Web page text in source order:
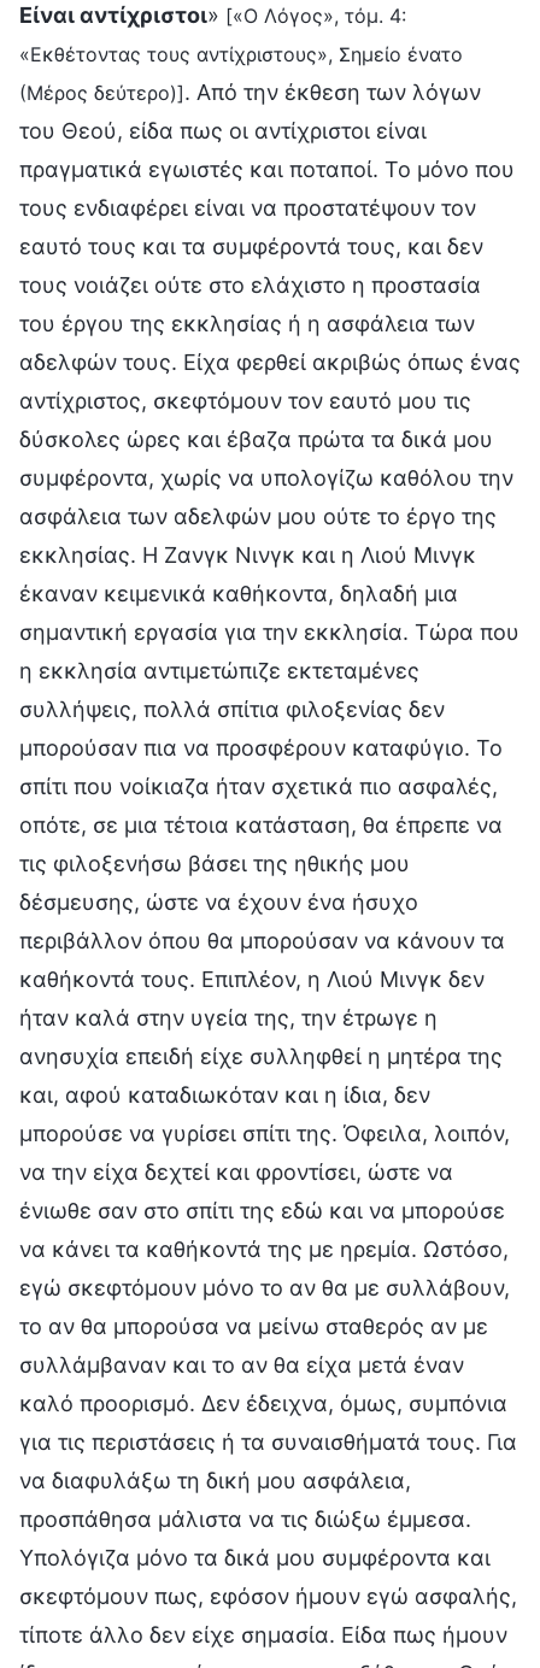
Είναι αντίχριστοι» [«Ο Λόγος», τόμ. 4:
«Εκθέτοντας τους αντίχριστους», Σημείο ένατο
(Μέρος δεύτερο)]. Από την έκθεση των λόγων
του Θεού, είδα πως οι αντίχριστοι είναι
πραγματικά εγωιστές και ποταποί. Το μόνο που
τους ενδιαφέρει είναι να προστατέψουν τον
εαυτό τους και τα συμφέροντά τους, και δεν
τους νοιάζει ούτε στο ελάχιστο η προστασία
του έργου της εκκλησίας ή η ασφάλεια των
αδελφών τους. Είχα φερθεί ακριβώς όπως ένας
αντίχριστος, σκεφτόμουν τον εαυτό μου τις
δύσκολες ώρες και έβαζα πρώτα τα δικά μου
συμφέροντα, χωρίς να υπολογίζω καθόλου την
ασφάλεια των αδελφών μου ούτε το έργο της
εκκλησίας. Η Ζανγκ Νινγκ και η Λιού Μινγκ
έκαναν κειμενικά καθήκοντα, δηλαδή μια
σημαντική εργασία για την εκκλησία. Τώρα που
η εκκλησία αντιμετώπιζε εκτεταμένες
συλλήψεις, πολλά σπίτια φιλοξενίας δεν
μπορούσαν πια να προσφέρουν καταφύγιο. Το
σπίτι που νοίκιαζα ήταν σχετικά πιο ασφαλές,
οπότε, σε μια τέτοια κατάσταση, θα έπρεπε να
τις φιλοξενήσω βάσει της ηθικής μου
δέσμευσης, ώστε να έχουν ένα ήσυχο
περιβάλλον όπου θα μπορούσαν να κάνουν τα
καθήκοντά τους. Επιπλέον, η Λιού Μινγκ δεν
ήταν καλά στην υγεία της, την έτρωγε η
ανησυχία επειδή είχε συλληφθεί η μητέρα της
και, αφού καταδιωκόταν και η ίδια, δεν
μπορούσε να γυρίσει σπίτι της. Όφειλα, λοιπόν,
να την είχα δεχτεί και φροντίσει, ώστε να
ένιωθε σαν στο σπίτι της εδώ και να μπορούσε
να κάνει τα καθήκοντά της με ηρεμία. Ωστόσο,
εγώ σκεφτόμουν μόνο το αν θα με συλλάβουν,
το αν θα μπορούσα να μείνω σταθερός αν με
συλλάμβαναν και το αν θα είχα μετά έναν
καλό προορισμό. Δεν έδειχνα, όμως, συμπόνια
για τις περιστάσεις ή τα συναισθήματά τους. Για
να διαφυλάξω τη δική μου ασφάλεια,
προσπάθησα μάλιστα να τις διώξω έμμεσα.
Υπολόγιζα μόνο τα δικά μου συμφέροντα και
σκεφτόμουν πως, εφόσον ήμουν εγώ ασφαλής,
τίποτε άλλο δεν είχε σημασία. Είδα πως ήμουν